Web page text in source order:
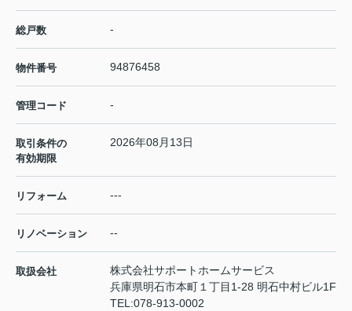
総戸数 -
物件番号 94876458
管理コード -
取引条件の
有効期限
2026年08月13日
リフォーム ---
リノベーション --
取扱会社
株式会社サポートホームサービス
兵庫県明石市本町１丁目1-28 明石中村ビル1F
TEL:078-913-0002